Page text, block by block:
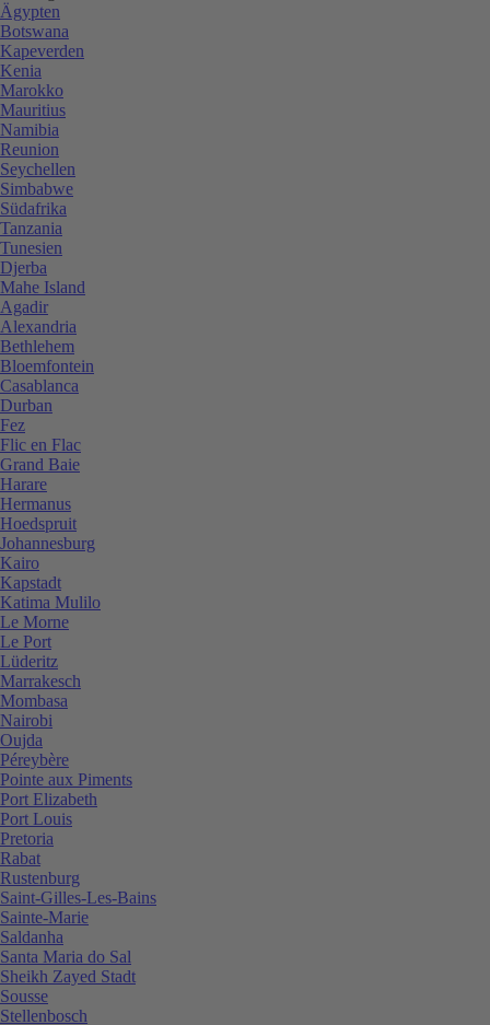
Ägypten
Botswana
Kapeverden
Kenia
Marokko
Mauritius
Namibia
Reunion
Seychellen
Simbabwe
Südafrika
Tanzania
Tunesien
Djerba
Mahe Island
Agadir
Alexandria
Bethlehem
Bloemfontein
Casablanca
Durban
Fez
Flic en Flac
Grand Baie
Harare
Hermanus
Hoedspruit
Johannesburg
Kairo
Kapstadt
Katima Mulilo
Le Morne
Le Port
Lüderitz
Marrakesch
Mombasa
Nairobi
Oujda
Péreybère
Pointe aux Piments
Port Elizabeth
Port Louis
Pretoria
Rabat
Rustenburg
Saint-Gilles-Les-Bains
Sainte-Marie
Saldanha
Santa Maria do Sal
Sheikh Zayed Stadt
Sousse
Stellenbosch